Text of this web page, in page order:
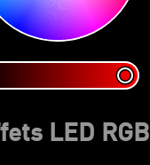
LED RGB